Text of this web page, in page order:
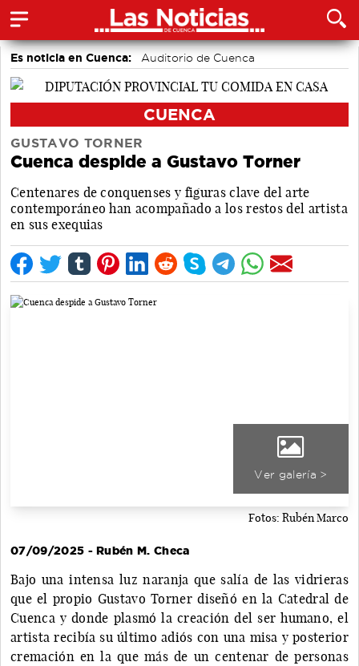
Es noticia en Cuenca: Auditorio de Cuenca
CUENCA
GUSTAVO TORNER
Cuenca despide a Gustavo Torner
Centenares de conquenses y figuras clave del arte
contemporáneo han acompañado a los restos del artista
en sus exequias
Ver galería >
Fotos: Rubén Marco
07/09/2025 - Rubén M. Checa
Bajo una intensa luz naranja que salía de las vidrieras
que el propio Gustavo Torner diseñó en la Catedral de
Cuenca y donde plasmó la creación del ser humano, el
artista recibía su último adiós con una misa y posterior
cremación en la que más de un centenar de personas